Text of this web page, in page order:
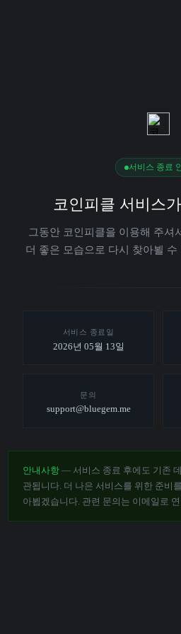
서비스 종료
코인피클 서비스
그동안 코인피클을 이용해 주셔
더 좋은 모습으로 다시 찾아뵐
서비스 종료일
2026년 05월 13일
문의
support@bluegem.me
안내사항 — 서비스 종료 후에도 기존
관됩니다. 더 나은 서비스를 위한 준비
아뵙겠습니다. 관련 문의는 이메일로